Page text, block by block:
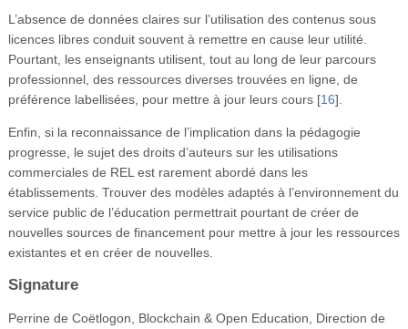
L’absence de données claires sur l’utilisation des contenus sous
licences libres conduit souvent à remettre en cause leur utilité.
Pourtant, les enseignants utilisent, tout au long de leur parcours
professionnel, des ressources diverses trouvées en ligne, de
préférence labellisées, pour mettre à jour leurs cours[16]
Enfin, si la reconnaissance de l’implication dans la pédagogie
progresse, le sujet des droits d’auteurs sur les utilisations
commerciales de REL est rarement abordé dans les
établissements. Trouver des modèles adaptés à l’environnement du
service public de l’éducation permettrait pourtant de créer de
nouvelles sources de financement pour mettre à jour les ressources
existantes et en créer de nouvelles.
Signature
Perrine de Coëtlogon, Blockchain & Open Education, Direction de